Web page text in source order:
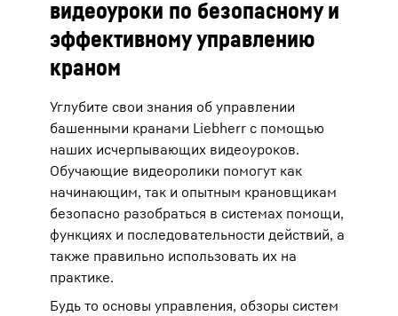
видеоуроки по безопасному и
эффективному управлению
краном
Углубите свои знания об управлении
башенными кранами Liebherr с помощью
наших исчерпывающих видеоуроков.
Обучающие видеоролики помогут как
начинающим, так и опытным крановщикам
безопасно разобраться в системах помощи,
функциях и последовательности действий, а
также правильно использовать их на
практике.
Будь то основы управления, обзоры систем